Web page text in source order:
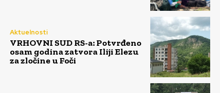
Aktuelnosti
VRHOVNI SUD RS-a: Potvrđeno
osam godina zatvora Iliji Elezu
za zločine u Foči